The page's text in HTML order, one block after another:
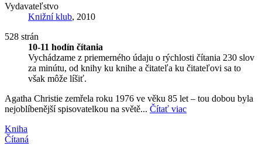
Vydavateľstvo
Knižní klub, 2010
528 strán
10-11 hodín čítania
Vychádzame z priemerného údaju o rýchlosti čítania 230 slov
za minútu, od knihy ku knihe a čitateľa ku čitateľovi sa to
však môže líšiť.
Agatha Christie zemřela roku 1976 ve věku 85 let – tou dobou byla
nejoblíbenější spisovatelkou na světě... Čítať viac
Kniha
Čítaná